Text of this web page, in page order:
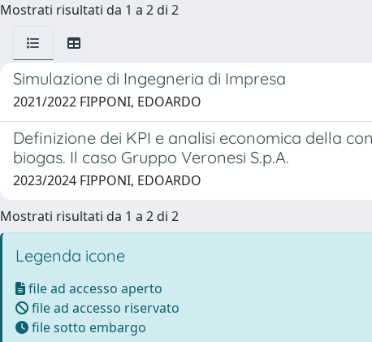
Mostrati risultati da 1 a 2 di 2
Simulazione di Ingegneria di Impresa
2021/2022 FIPPONI, EDOARDO
Definizione dei KPI e analisi economica della
biogas. Il caso Gruppo Veronesi S.p.A.
2023/2024 FIPPONI, EDOARDO
Mostrati risultati da 1 a 2 di 2
Legenda icone
file ad accesso aperto
file ad accesso riservato
file sotto embargo